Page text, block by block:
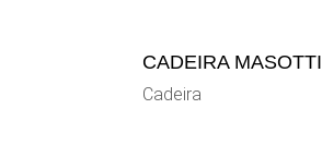
CADEIRA MASOTTI
Cadeira